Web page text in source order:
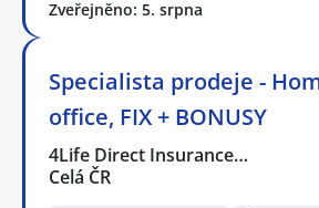
Zveřejněno: 5. srpna
Specialista prodeje -
office, FIX + BONUSY
4Life Direct Insurance…
Celá ČR